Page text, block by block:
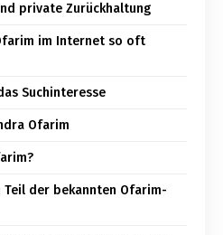
private Zurückhaltung
im Internet so oft
Suchinteresse
Ofarim
Teil der bekannten Ofarim-